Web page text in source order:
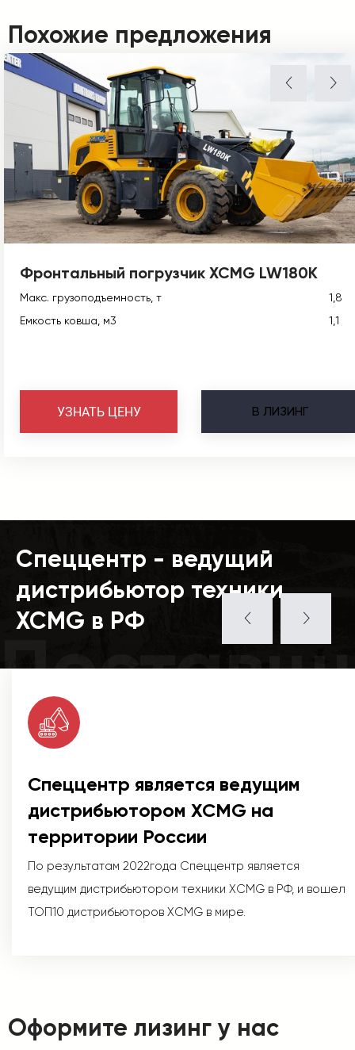
Похожие предложения
Фронтальный погрузчик XCMG LW180K
Макс. грузоподъемность, т
1,8
Емкость ковша, м3
1,1
В ЛИЗИНГ
УЗНАТЬ ЦЕНУ
Спеццентр - ведущий
дистрибьютор техники
XCMG в РФ
Спеццентр является ведущим
дистрибьютором XCMG на
территории России
По результатам 2022года Спеццентр является
ведущим дистрибьютором техники XCMG в РФ, и вошел
ТОП10 дистрибьюторов XCMG в мире.
Оформите лизинг у нас